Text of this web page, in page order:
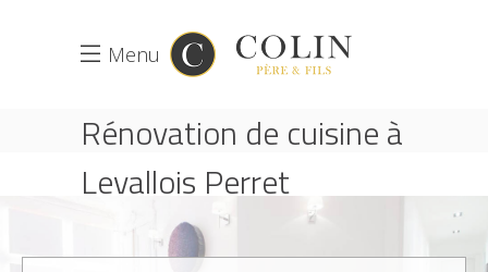
Menu
Rénovation de cuisine à
Levallois Perret
RÉNOVATION DE CUISINE
RÉNOVATION DE CUISINE À LEVALLOIS PERRET